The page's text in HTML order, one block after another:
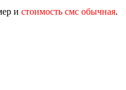
и стоимость смс обычная.